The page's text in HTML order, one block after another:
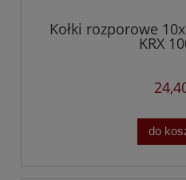
Kołki rozporowe
KRX
do